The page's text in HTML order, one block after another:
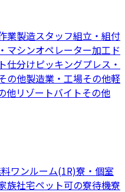
業製造スタッフ組立・組付
マシンオペレーター加工 ド
仕分けピッキングプレス・
の他製造業・工場その他軽
他リゾートバイトその他
ワンルーム(1R)寮・個室
族社宅ペット可の寮待機寮